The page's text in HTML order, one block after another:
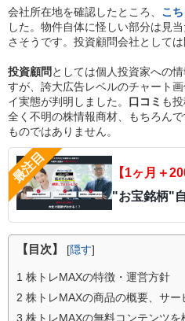
会社所在地を確認したところ、 こ
した。物件自体に怪しい部分は見
さそうです。投資顧問会社としては
投資顧問 としては個人投資家への
すが、誇大広告レベルのチャート
イ実態が判明しました。 口コミ も
全く不明の株情報商材、もちろん
ものではありません。
【1ヶ月＋
"お宝銘柄"
【目次】 [隠す]
1 株トレMAXの特徴・運営方針
2 株トレMAXの商品の概要、サー
3 株トレMAXの無料コンテンツを